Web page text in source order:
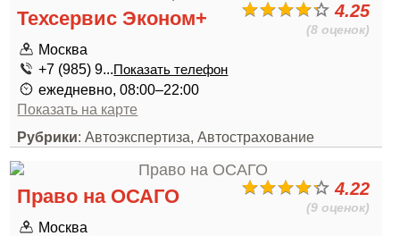
4.25
(8 оценок)
Техсервис Эконом+
Москва
+7 (985) 9...Показать телефон
ежедневно, 08:00–22:00
Показать на карте
Рубрики: Автоэкспертиза, Автострахование
4.22
(9 оценок)
Право на ОСАГО
Москва